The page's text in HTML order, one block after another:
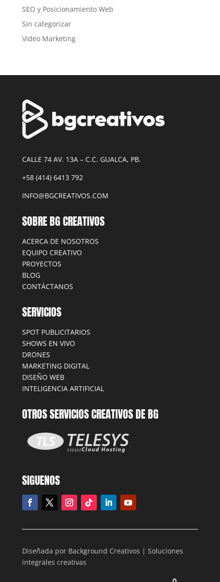
SEO y Posicionamiento Web
Sin categorizar
Video Marketing
CALLE 74 AV. 13A – C.C. GUALCA, PB.
+58 (414) 6413 792
INFO@BGCREATIVOS.COM
SOBRE BG CREATIVOS
ACERCA DE NOSOTROS
EQUIPO CREATIVO
PROYECTOS
BLOG
CONTÁCTANOS
SERVICIOS
SPOT PUBLICITARIOS
SHOWS EN VIVO
DRONES
MARKETING DIGITAL
DISEÑO WEB
INTELIGENCIA ARTIFICIAL
OTROS SERVICIOS CREATIVOS DE BG
SIGUENOS
Diseñada por Background Creativos | Soluciones
integrales creativas